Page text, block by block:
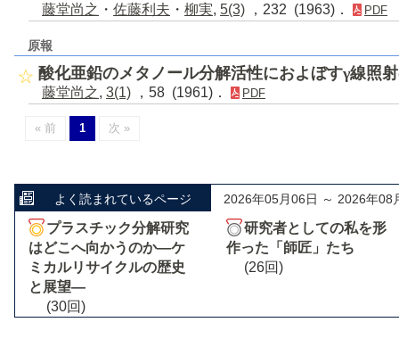
藤堂尚之 ・ 佐藤利夫 ・ 柳実, 5(3) ，232 (1963)． PDF
原報
酸化亜鉛のメタノール分解活性におよぼすγ線照
藤堂尚之, 3(1) ，58 (1961)． PDF
« 前 1 次 »
よく読まれているページ 2026年05月06日 ～ 2026年08
プラスチック分解研究
はどこへ向かうのか―ケ
ミカルリサイクルの歴史
と展望―
(30回)
研究者としての私を形
作った「師匠」たち
(26回)